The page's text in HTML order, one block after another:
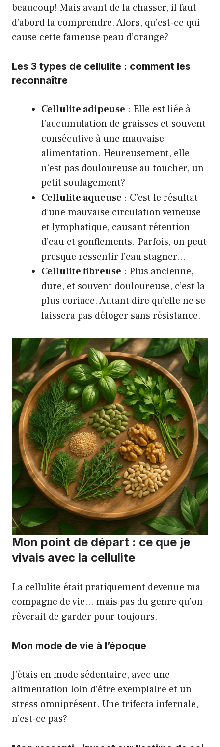
beaucoup! Mais avant de la chasser, il faut
d’abord la comprendre. Alors, qu’est-ce qui
cause cette fameuse peau d’orange?
Les 3 types de cellulite : comment les
reconnaître
Cellulite adipeuse : Elle est liée à
l’accumulation de graisses et souvent
consécutive à une mauvaise
alimentation. Heureusement, elle
n’est pas douloureuse au toucher, un
petit soulagement?
Cellulite aqueuse : C’est le résultat
d’une mauvaise circulation veineuse
et lymphatique, causant rétention
d’eau et gonflements. Parfois, on peut
presque ressentir l’eau stagner…
Cellulite fibreuse : Plus ancienne,
dure, et souvent douloureuse, c’est la
plus coriace. Autant dire qu’elle ne se
laissera pas déloger sans résistance.
Mon point de départ : ce que je
vivais avec la cellulite
La cellulite était pratiquement devenue ma
compagne de vie… mais pas du genre qu’on
rêverait de garder pour toujours.
Mon mode de vie à l’époque
J’étais en mode sédentaire, avec une
alimentation loin d’être exemplaire et un
stress omniprésent. Une trifecta infernale,
n’est-ce pas?